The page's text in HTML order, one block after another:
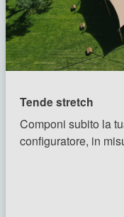
Tende stretch
Componi subito la
configuratore, in